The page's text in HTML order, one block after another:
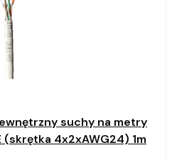
suchy na metry
(skrętka 4x2xAWG24) 1m